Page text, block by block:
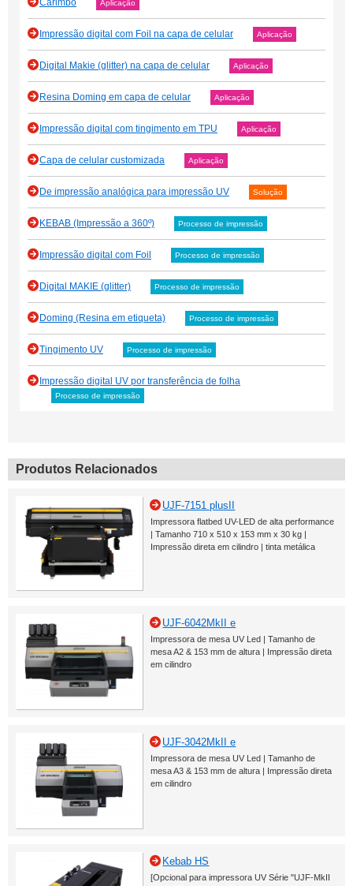
Aplicação
Impressão digital com Foil na capa de celular Aplicação
Digital Makie (glitter) na capa de celular Aplicação
Resina Doming em capa de celular Aplicação
Impressão digital com tingimento em TPU Aplicação
Capa de celular customizada Aplicação
De impressão analógica para impressão UV Solução
KEBAB (Impressão a 360º) Processo de impressão
Impressão digital com Foil Processo de impressão
Digital MAKIE (glitter) Processo de impressão
Doming (Resina em etiqueta) Processo de impressão
Tingimento UV Processo de impressão
Impressão digital UV por transferência de folha
Processo de impressão
Produtos Relacionados
UJF-7151 plusII
Impressora flatbed UV-LED de alta performance
| Tamanho 710 x 510 x 153 mm x 30 kg |
Impressão direta em cilindro | tinta metálica
UJF-6042MkII e
Impressora de mesa UV Led | Tamanho de
mesa A2 & 153 mm de altura | Impressão direta
em cilindro
UJF-3042MkII e
Impressora de mesa UV Led | Tamanho de
mesa A3 & 153 mm de altura | Impressão direta
em cilindro
Kebab HS
[Opcional para impressora UV Série "UJF-MkII